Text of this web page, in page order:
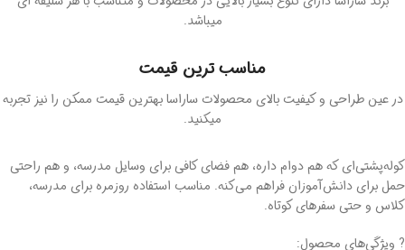
میباشد.
مناسب ترین قیمت
در عین طراحی و کیفیت بالای محصولات ساراسا بهترین قیمت ممکن را نیز تجربه
میکنید.
کوله‌پشتی‌ای که هم دوام داره، هم فضای کافی برای وسایل مدرسه، و هم راحتی
حمل برای دانش‌آموزان فراهم می‌کنه. مناسب استفاده روزمره برای مدرسه،
کلاس و حتی سفرهای کوتاه.
? ویژگی‌های محصول: